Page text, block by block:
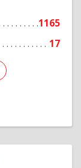
1165
17